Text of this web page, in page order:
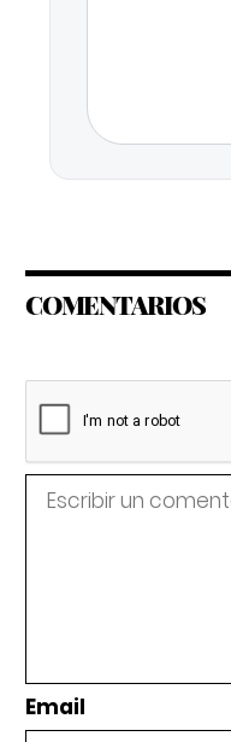
COMENTARIOS
Email